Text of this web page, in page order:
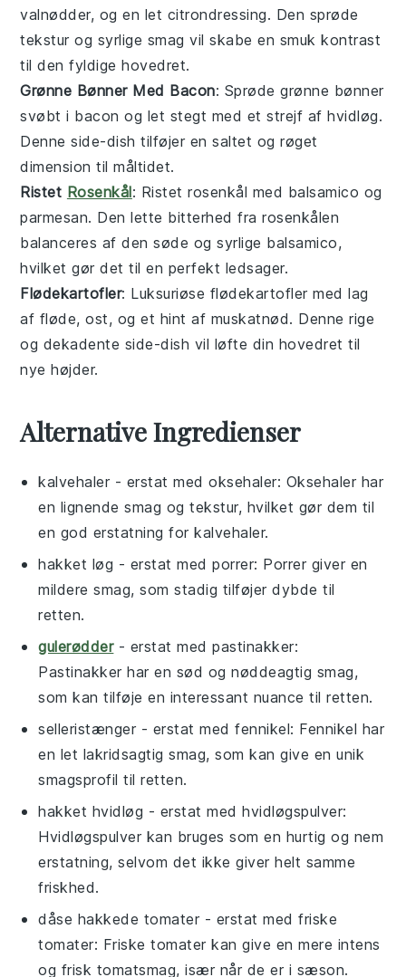
valnødder, og en let citrondressing. Den sprøde
tekstur og syrlige smag vil skabe en smuk kontrast
til den fyldige hovedret.
Grønne Bønner Med Bacon: Sprødegrønne bønner
svøbt i bacon og let stegt med et strejf afhvidløg.
Denne side-dish tilføjer en saltet og røget
dimension til måltidet.
Ristet Rosenkål: Ristetrosenkål med balsamico og
parmesan. Den lette bitterhed fra rosenkålen
balanceres af den søde og syrlige balsamico,
hvilket gør det til en perfekt ledsager.
Flødekartofler: Luksuriøse flødekartofler med lag
af fløde,ost, og et hint af muskatnød. Denne rige
og dekadente side-dish vil løfte din hovedret til
nye højder.
Alternative Ingredienser
kalvehaler - erstat medoksehaler: Oksehaler har
en lignende smag og tekstur, hvilket gør dem til
en god erstatning for kalvehaler.
hakket løg - erstat medporrer: Porrer giver en
mildere smag, som stadig tilføjer dybde til
retten.
gulerødder- erstat medpastinakker:
Pastinakker har en sød og nøddeagtig smag,
som kan tilføje en interessant nuance til retten.
selleristænger - erstat medfennikel: Fennikel har
en let lakridsagtig smag, som kan give en unik
smagsprofil til retten.
hakket hvidløg - erstat medhvidløgspulver:
Hvidløgspulver kan bruges som en hurtig og nem
erstatning, selvom det ikke giver helt samme
friskhed.
dåse hakkede tomater - erstat medfriske
tomater: Friske tomater kan give en mere intens
og frisk tomatsmag, især når de er i sæson.